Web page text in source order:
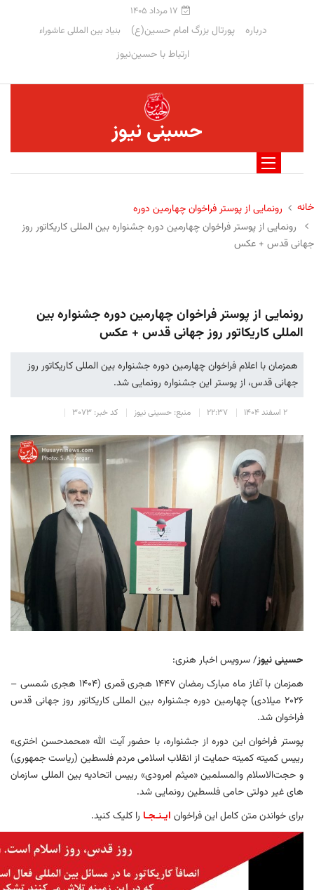
۱۷ مرداد ۱۴۰۵
درباره پورتال بزرگ امام حسین(ع) بنیاد بین المللی عاشوراء
ارتباط با حسین‌نیوز
حسینی نیوز
خانه
رونمایی از پوستر فراخوان چهارمین دوره
رونمایی از پوستر فراخوان چهارمین دوره جشنواره بین المللی کاریکاتور روز
جهانی قدس + عکس
رونمایی از پوستر فراخوان چهارمین دوره جشنواره بین
المللی کاریکاتور روز جهانی قدس + عکس
همزمان با اعلام فراخوان چهارمین دوره جشنواره بین المللی کاریکاتور روز
جهانی قدس، از پوستر این جشنواره رونمایی شد.
۲ اسفند ۱۴۰۴ ۲۲:۳۷ منبع: حسینی نیوز کد خبر: ۳۰۷۳
حسینی نیوز/ سرویس اخبار هنری:
همزمان با آغاز ماه مبارک رمضان ۱۴۴۷ هجری قمری (۱۴۰۴ هجری شمسی –
۲۰۲۶ میلادی) چهارمین دوره جشنواره بین المللی کاریکاتور روز جهانی قدس
فراخوان شد.
پوستر فراخوان این دوره از جشنواره، با حضور آیت الله «محمدحسن اختری»
رییس کمیته کمیته حمایت از انقلاب اسلامی مردم فلسطین (ریاست جمهوری)
و حجت‌الاسلام والمسلمین «میثم امرودی» رییس اتحادیه بین المللی سازمان
های غیر دولتی حامی فلسطین رونمایی شد.
برای خواندن متن کامل این فراخوان ایـنـجـا را کلیک کنید.